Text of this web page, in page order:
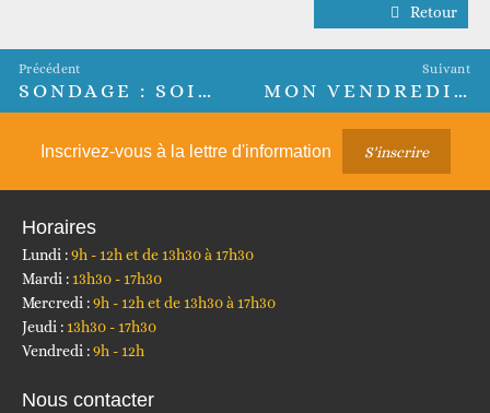
Retour
Précédent
Article
précédent :
SONDAGE : SOIREE JEUX DE SOCIETE
Suivant
Article
suivant :
MON VENDREDI EN RAQUETTES
Inscrivez-vous à la lettre d'information S'inscrire
Horaires
Lundi :9h - 12h et de 13h30 à 17h30
Mardi :13h30 - 17h30
Mercredi :9h - 12h et de 13h30 à 17h30
Jeudi :13h30 - 17h30
Vendredi :9h - 12h
Nous contacter